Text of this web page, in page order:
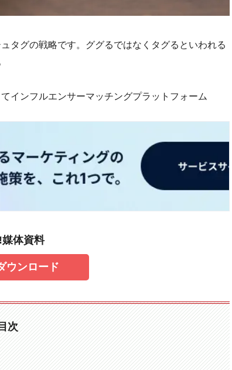
タグの戦略です。ググるではなくタグるといわれる
インフルエンサーマッチングプラットフォーム
体資料
ウンロード
次